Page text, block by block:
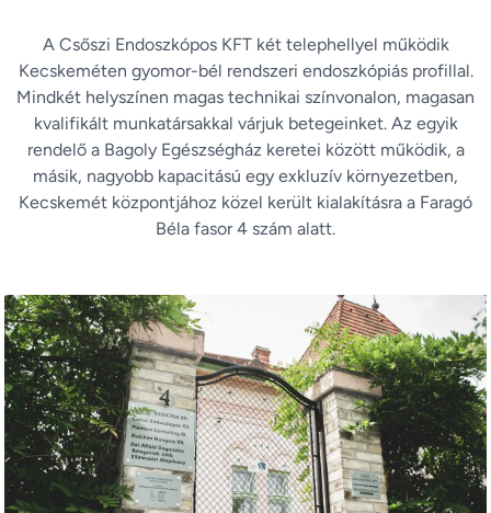
A Csőszi Endoszkópos KFT két telephellyel működik
Kecskeméten gyomor-bél rendszeri endoszkópiás profillal.
Mindkét helyszínen magas technikai színvonalon, magasan
kvalifikált munkatársakkal várjuk betegeinket. Az egyik
rendelő a Bagoly Egészségház keretei között működik, a
másik, nagyobb kapacitású egy exkluzív környezetben,
Kecskemét központjához közel került kialakításra a Faragó
Béla fasor 4 szám alatt.